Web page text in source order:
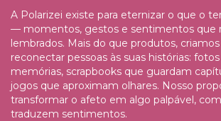
A Polarizei existe para eternizar o que o
— momentos, gestos e sentimentos que
lembrados. Mais do que produtos,
reconectar pessoas às suas histórias:
memórias, scrapbooks que guardam
jogos que aproximam olhares. Nosso
transformar o afeto em algo palpável,
traduzem sentimentos.